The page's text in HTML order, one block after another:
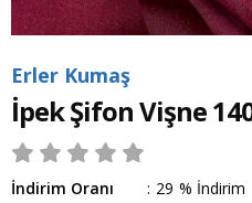
Erler Kumaş
İpek Şifon Vişne
İndirim Oranı : %
29
İndirim